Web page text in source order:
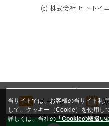
(c) 株式会社 ヒトトイ
メール
当サイトでは、お客様の当サイト利
して、クッキー（Cookie）を使用し
詳しくは、当社の「Cookieの取扱い